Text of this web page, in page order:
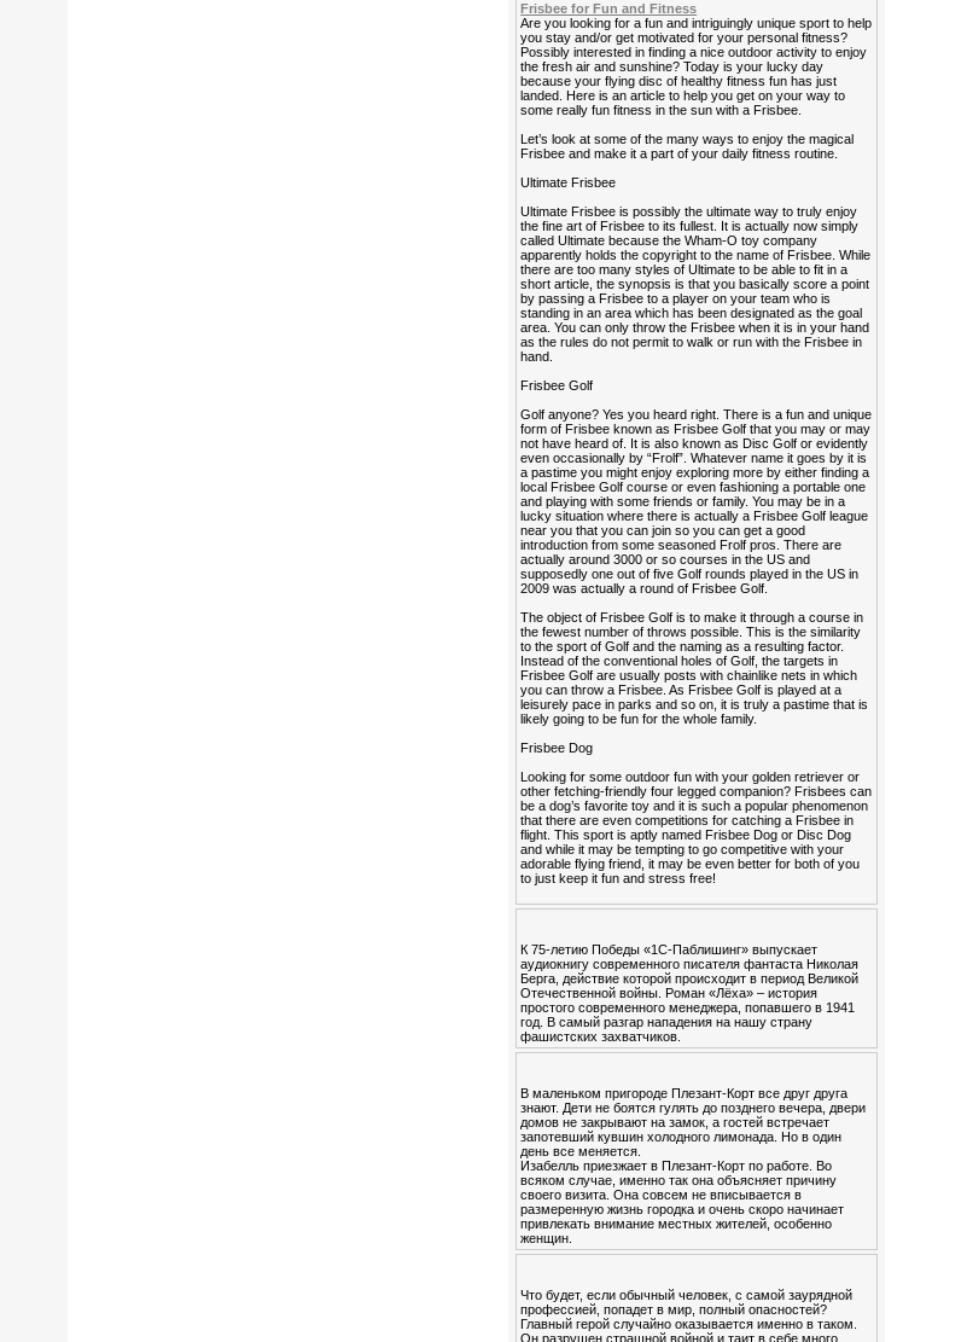
Frisbee for Fun and Fitness
Are you looking for a fun and intriguingly unique sport to help
you stay and/or get motivated for your personal fitness?
Possibly interested in finding a nice outdoor activity to enjoy
the fresh air and sunshine? Today is your lucky day
because your flying disc of healthy fitness fun has just
landed. Here is an article to help you get on your way to
some really fun fitness in the sun with a Frisbee.
Let’s look at some of the many ways to enjoy the magical
Frisbee and make it a part of your daily fitness routine.
Ultimate Frisbee
Ultimate Frisbee is possibly the ultimate way to truly enjoy
the fine art of Frisbee to its fullest. It is actually now simply
called Ultimate because the Wham-O toy company
apparently holds the copyright to the name of Frisbee. While
there are too many styles of Ultimate to be able to fit in a
short article, the synopsis is that you basically score a point
by passing a Frisbee to a player on your team who is
standing in an area which has been designated as the goal
area. You can only throw the Frisbee when it is in your hand
as the rules do not permit to walk or run with the Frisbee in
hand.
Frisbee Golf
Golf anyone? Yes you heard right. There is a fun and unique
form of Frisbee known as Frisbee Golf that you may or may
not have heard of. It is also known as Disc Golf or evidently
even occasionally by “Frolf”. Whatever name it goes by it is
a pastime you might enjoy exploring more by either finding a
local Frisbee Golf course or even fashioning a portable one
and playing with some friends or family. You may be in a
lucky situation where there is actually a Frisbee Golf league
near you that you can join so you can get a good
introduction from some seasoned Frolf pros. There are
actually around 3000 or so courses in the US and
supposedly one out of five Golf rounds played in the US in
2009 was actually a round of Frisbee Golf.
The object of Frisbee Golf is to make it through a course in
the fewest number of throws possible. This is the similarity
to the sport of Golf and the naming as a resulting factor.
Instead of the conventional holes of Golf, the targets in
Frisbee Golf are usually posts with chainlike nets in which
you can throw a Frisbee. As Frisbee Golf is played at a
leisurely pace in parks and so on, it is truly a pastime that is
likely going to be fun for the whole family.
Frisbee Dog
Looking for some outdoor fun with your golden retriever or
other fetching-friendly four legged companion? Frisbees can
be a dog’s favorite toy and it is such a popular phenomenon
that there are even competitions for catching a Frisbee in
flight. This sport is aptly named Frisbee Dog or Disc Dog
and while it may be tempting to go competitive with your
adorable flying friend, it may be even better for both of you
to just keep it fun and stress free!
К 75-летию Победы «1С-Паблишинг» выпускает
аудиокнигу современного писателя фантаста Николая
Берга, действие которой происходит в период Великой
Отечественной войны. Роман «Лёха» – история
простого современного менеджера, попавшего в 1941
год. В самый разгар нападения на нашу страну
фашистских захватчиков.
В маленьком пригороде Плезант-Корт все друг друга
знают. Дети не боятся гулять до позднего вечера, двери
домов не закрывают на замок, а гостей встречает
запотевший кувшин холодного лимонада. Но в один
день все меняется.
Изабелль приезжает в Плезант-Корт по работе. Во
всяком случае, именно так она объясняет причину
своего визита. Она совсем не вписывается в
размеренную жизнь городка и очень скоро начинает
привлекать внимание местных жителей, особенно
женщин.
Что будет, если обычный человек, с самой заурядной
профессией, попадет в мир, полный опасностей?
Главный герой случайно оказывается именно в таком.
Он разрушен страшной войной и таит в себе много